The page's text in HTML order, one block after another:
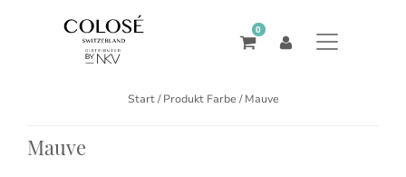
0
Start/ Produkt Farbe / Mauve
Mauve